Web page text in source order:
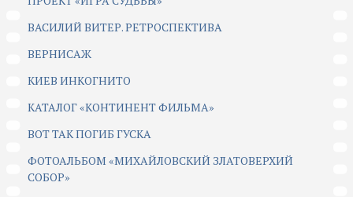
ВАСИЛИЙ ВИТЕР. РЕТРОСПЕКТИВА
ВЕРНИСАЖ
КИЕВ ИНКОГНИТО
КАТАЛОГ «КОНТИНЕНТ ФИЛЬМА»
ВОТ ТАК ПОГИБ ГУСКА
ФОТОАЛЬБОМ «МИХАЙЛОВСКИЙ ЗЛАТОВЕРХИЙ
СОБОР»